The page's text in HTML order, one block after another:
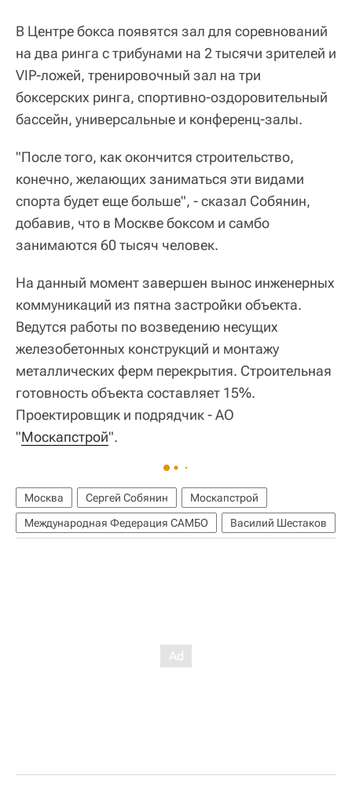
В Центре бокса появятся зал для соревнований
на два ринга с трибунами на 2 тысячи зрителей и
VIP-ложей, тренировочный зал на три
боксерских ринга, спортивно-оздоровительный
бассейн, универсальные и конференц-залы.
"После того, как окончится строительство,
конечно, желающих заниматься эти видами
спорта будет еще больше", - сказал Собянин,
добавив, что в Москве боксом и самбо
занимаются 60 тысяч человек.
На данный момент завершен вынос инженерных
коммуникаций из пятна застройки объекта.
Ведутся работы по возведению несущих
железобетонных конструкций и монтажу
металлических ферм перекрытия. Строительная
готовность объекта составляет 15%.
Проектировщик и подрядчик - АО
"Москапстрой".
Москва Сергей Собянин
Москапстрой
Международная Федерация САМБО
Василий Шестаков